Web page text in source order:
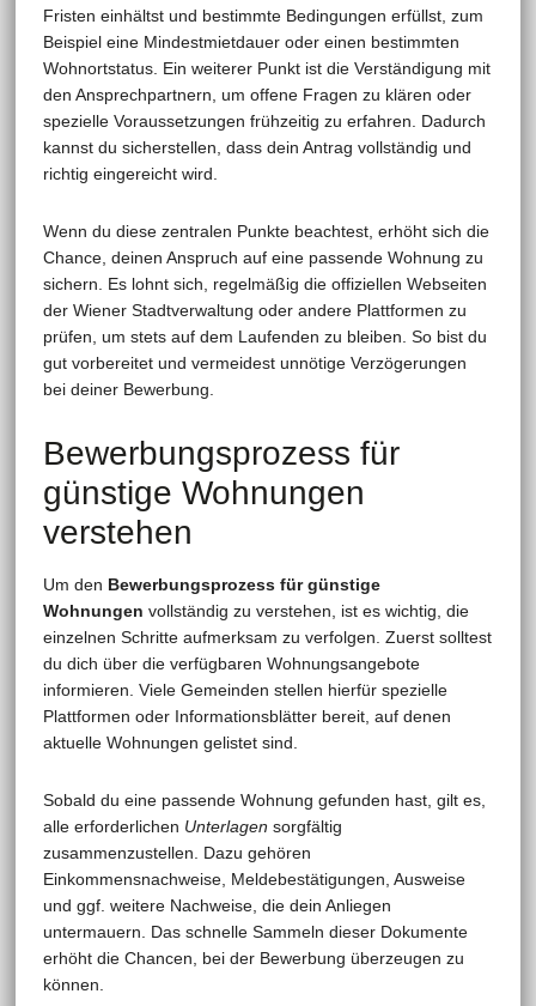
Fristen einhältst und bestimmte Bedingungen erfüllst, zum
Beispiel eine Mindestmietdauer oder einen bestimmten
Wohnortstatus. Ein weiterer Punkt ist die Verständigung mit
den Ansprechpartnern, um offene Fragen zu klären oder
spezielle Voraussetzungen frühzeitig zu erfahren. Dadurch
kannst du sicherstellen, dass dein Antrag vollständig und
richtig eingereicht wird.
Wenn du diese zentralen Punkte beachtest, erhöht sich die
Chance, deinen Anspruch auf eine passende Wohnung zu
sichern. Es lohnt sich, regelmäßig die offiziellen Webseiten
der Wiener Stadtverwaltung oder andere Plattformen zu
prüfen, um stets auf dem Laufenden zu bleiben. So bist du
gut vorbereitet und vermeidest unnötige Verzögerungen
bei deiner Bewerbung.
Bewerbungsprozess für
günstige Wohnungen
verstehen
Um den Bewerbungsprozess für günstige
Wohnungen vollständig zu verstehen, ist es wichtig, die
einzelnen Schritte aufmerksam zu verfolgen. Zuerst solltest
du dich über die verfügbaren Wohnungsangebote
informieren. Viele Gemeinden stellen hierfür spezielle
Plattformen oder Informationsblätter bereit, auf denen
aktuelle Wohnungen gelistet sind.
Sobald du eine passende Wohnung gefunden hast, gilt es,
alle erforderlichen Unterlagen sorgfältig
zusammenzustellen. Dazu gehören
Einkommensnachweise, Meldebestätigungen, Ausweise
und ggf. weitere Nachweise, die dein Anliegen
untermauern. Das schnelle Sammeln dieser Dokumente
erhöht die Chancen, bei der Bewerbung überzeugen zu
können.